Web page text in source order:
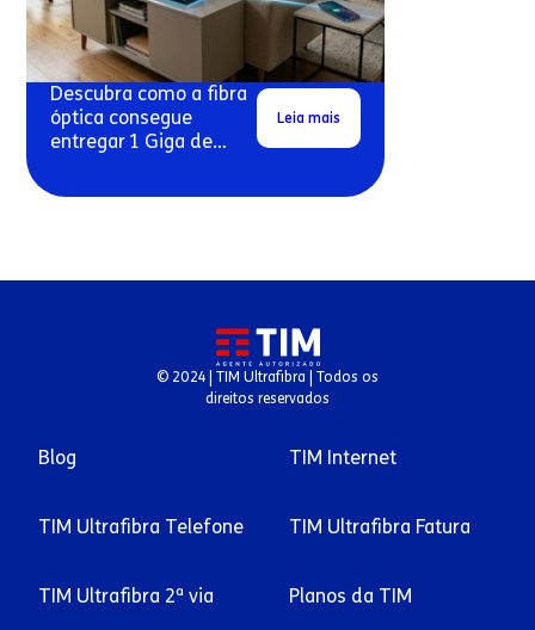
Descubra como a fibra
óptica consegue
entregar 1 Giga de
conexões residenciais.
Leia mais
© 2024 | TIM Ultrafibra | Todos os
direitos reservados
Blog TIM Internet
TIM Ultrafibra Telefone TIM Ultrafibra Fatura
TIM Ultrafibra 2ª via Planos da TIM